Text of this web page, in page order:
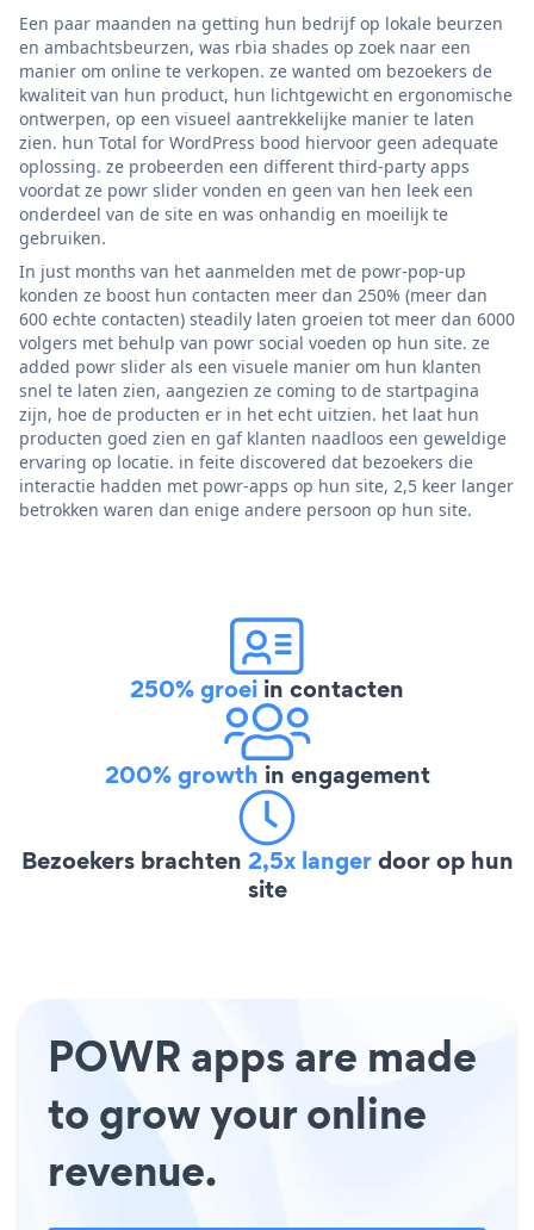
Een paar maanden na getting hun bedrijf op lokale beurzen
en ambachtsbeurzen, was rbia shades op zoek naar een
manier om online te verkopen. ze wanted om bezoekers de
kwaliteit van hun product, hun lichtgewicht en ergonomische
ontwerpen, op een visueel aantrekkelijke manier te laten
zien. hun Total for WordPress bood hiervoor geen adequate
oplossing. ze probeerden een different third-party apps
voordat ze powr slider vonden en geen van hen leek een
onderdeel van de site en was onhandig en moeilijk te
gebruiken.
In just months van het aanmelden met de powr-pop-up
konden ze boost hun contacten meer dan 250% (meer dan
600 echte contacten) steadily laten groeien tot meer dan 6000
volgers met behulp van powr social voeden op hun site. ze
added powr slider als een visuele manier om hun klanten
snel te laten zien, aangezien ze coming to de startpagina
zijn, hoe de producten er in het echt uitzien. het laat hun
producten goed zien en gaf klanten naadloos een geweldige
ervaring op locatie. in feite discovered dat bezoekers die
interactie hadden met powr-apps op hun site, 2,5 keer langer
betrokken waren dan enige andere persoon op hun site.
250% groei in contacten
200% growth in engagement
Bezoekers brachten 2,5x langerdoor op hun
site
POWR apps are made
to grow your online
revenue.